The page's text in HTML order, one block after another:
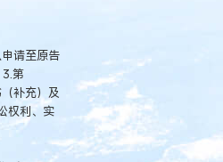
请至原告
第
补充）及
权利、实